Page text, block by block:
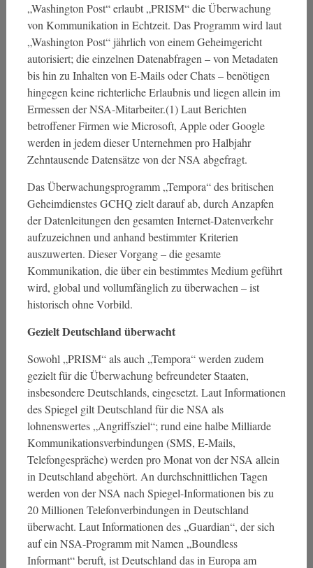
„Washington Post“ erlaubt „PRISM“ die Überwachung
von Kommunikation in Echtzeit. Das Programm wird laut
„Washington Post“ jährlich von einem Geheimgericht
autorisiert; die einzelnen Datenabfragen – von Metadaten
bis hin zu Inhalten von E-Mails oder Chats – benötigen
hingegen keine richterliche Erlaubnis und liegen allein im
Ermessen der NSA-Mitarbeiter.(1) Laut Berichten
betroffener Firmen wie Microsoft, Apple oder Google
werden in jedem dieser Unternehmen pro Halbjahr
Zehntausende Datensätze von der NSA abgefragt.
Das Überwachungsprogramm „Tempora“ des britischen
Geheimdienstes GCHQ zielt darauf ab, durch Anzapfen
der Datenleitungen den gesamten Internet-Datenverkehr
aufzuzeichnen und anhand bestimmter Kriterien
auszuwerten. Dieser Vorgang – die gesamte
Kommunikation, die über ein bestimmtes Medium geführt
wird, global und vollumfänglich zu überwachen – ist
historisch ohne Vorbild.
Gezielt Deutschland überwacht
Sowohl „PRISM“ als auch „Tempora“ werden zudem
gezielt für die Überwachung befreundeter Staaten,
insbesondere Deutschlands, eingesetzt. Laut Informationen
des Spiegel gilt Deutschland für die NSA als
lohnenswertes „Angriffsziel“; rund eine halbe Milliarde
Kommunikationsverbindungen (SMS, E-Mails,
Telefongespräche) werden pro Monat von der NSA allein
in Deutschland abgehört. An durchschnittlichen Tagen
werden von der NSA nach Spiegel-Informationen bis zu
20 Millionen Telefonverbindungen in Deutschland
überwacht. Laut Informationen des „Guardian“, der sich
auf ein NSA-Programm mit Namen „Boundless
Informant“ beruft, ist Deutschland das in Europa am